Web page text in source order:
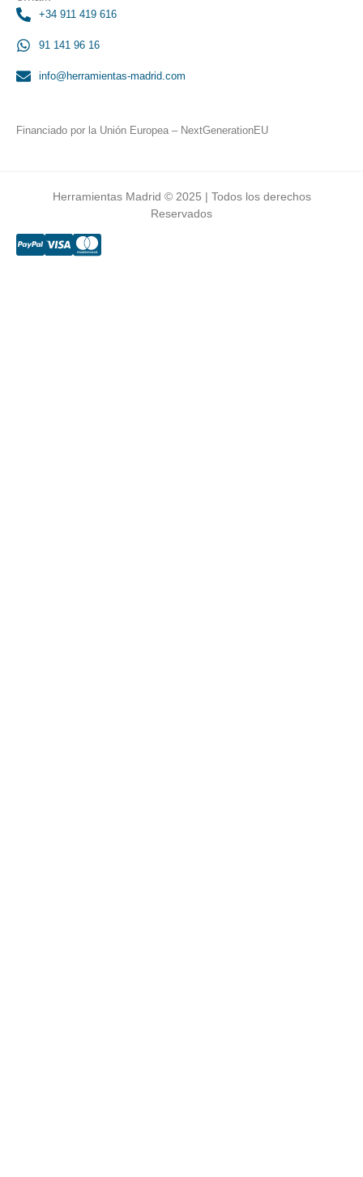
+34 911 419 616
91 141 96 16
info@herramientas-madrid.com
Financiado por la Unión Europea – NextGenerationEU
Herramientas Madrid © 2025 | Todos los derechos
Reservados